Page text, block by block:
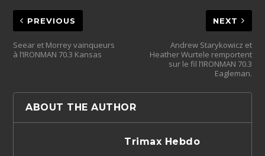
PREVIOUS
Seear et Morrey vainqueurs
à l’IRONMAN 70.3 Kansas
NEXT
Andrew Starykowicz et
Heather Wurtele remportent
sur le fil l’IRONMAN 70.3
Eagleman.
ABOUT THE AUTHOR
Trimax Hebdo